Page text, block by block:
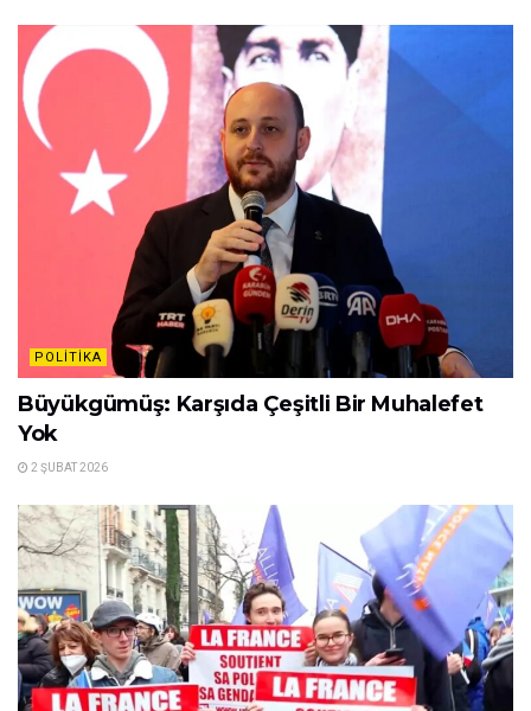
POLITIKA
Büyükgümüş: Karşıda Çeşitli Bir Muhalefet
Yok
2 ŞUBAT 2026